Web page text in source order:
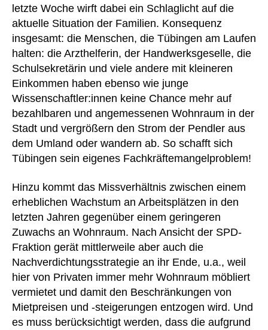
letzte Woche wirft dabei ein Schlaglicht auf die
aktuelle Situation der Familien. Konsequenz
insgesamt: die Menschen, die Tübingen am Laufen
halten: die Arzthelferin, der Handwerksgeselle, die
Schulsekretärin und viele andere mit kleineren
Einkommen haben ebenso wie junge
Wissenschaftler:innen keine Chance mehr auf
bezahlbaren und angemessenen Wohnraum in der
Stadt und vergrößern den Strom der Pendler aus
dem Umland oder wandern ab. So schafft sich
Tübingen sein eigenes Fachkräftemangelproblem!
Hinzu kommt das Missverhältnis zwischen einem
erheblichen Wachstum an Arbeitsplätzen in den
letzten Jahren gegenüber einem geringeren
Zuwachs an Wohnraum. Nach Ansicht der SPD-
Fraktion gerät mittlerweile aber auch die
Nachverdichtungsstrategie an ihr Ende, u.a., weil
hier von Privaten immer mehr Wohnraum möbliert
vermietet und damit den Beschränkungen von
Mietpreisen und -steigerungen entzogen wird. Und
es muss berücksichtigt werden, dass die aufgrund